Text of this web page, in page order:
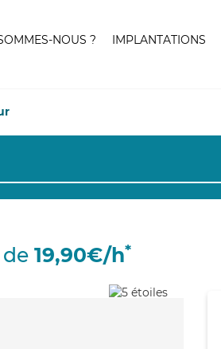
NOUS ? IMPLANTATIONS
19,90€/h*